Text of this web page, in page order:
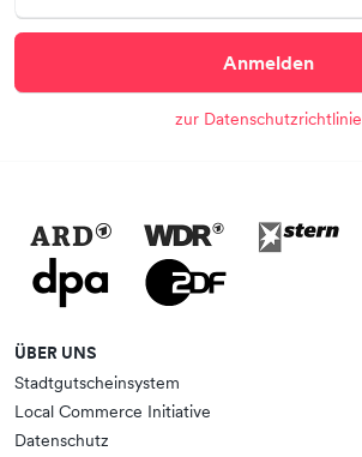
Anmelden
zur Datenschutzrichtlinie
ÜBER UNS
Stadtgutscheinsystem
Local Commerce Initiative
Datenschutz